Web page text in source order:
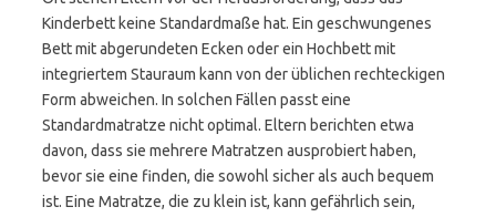
Kinderbett keine Standardmaße hat. Ein geschwungenes
Bett mit abgerundeten Ecken oder ein Hochbett mit
integriertem Stauraum kann von der üblichen rechteckigen
Form abweichen. In solchen Fällen passt eine
Standardmatratze nicht optimal. Eltern berichten etwa
davon, dass sie mehrere Matratzen ausprobiert haben,
bevor sie eine finden, die sowohl sicher als auch bequem
ist. Eine Matratze, die zu klein ist, kann gefährlich sein,